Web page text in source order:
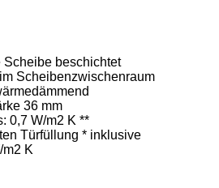
beschichtet
Scheibenzwischenraum
36 mm
0,7 W/m2 K **
Türfüllung * inklusive
m2 K